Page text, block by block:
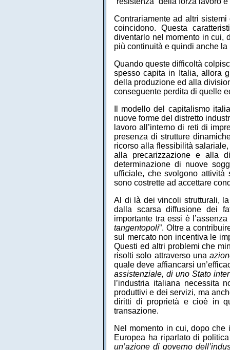
Contrariamente ad altri
coincidono. Questa
diventarlo nel momento in cui,
più continuità e quindi anche
Quando queste difficoltà
spesso capita in Italia, allora
della produzione ed alla
conseguente perdita di quelle
Il modello del capitalismo
nuove forme del distretto
lavoro all’interno di reti di
presenza di strutture
ricorso alla flessibilità
alla precarizzazione e alla
determinazione di nuove
ufficiale, che svolgono
sono costrette ad accettare
Al di là dei vincoli strutturali,
dalla scarsa diffusione dei
importante tra essi è
tangentopoli”. Oltre a
sul mercato non incentiva le
Questi ed altri problemi che
risolti solo attraverso una
quale deve affiancarsi
assistenziale, di uno Stato
l’industria italiana
produttivi e dei servizi, ma
diritti di proprietà e cioè in
transazione.
Nel momento in cui, dopo
Europea ha riparlato di
un’azione di governo